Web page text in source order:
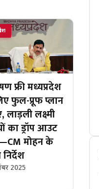
फ्री मध्यप्रदेश
फुल-प्रूफ प्लान
लाड़ली लक्ष्मी
का ड्रॉप आउट
मोहन के
2025